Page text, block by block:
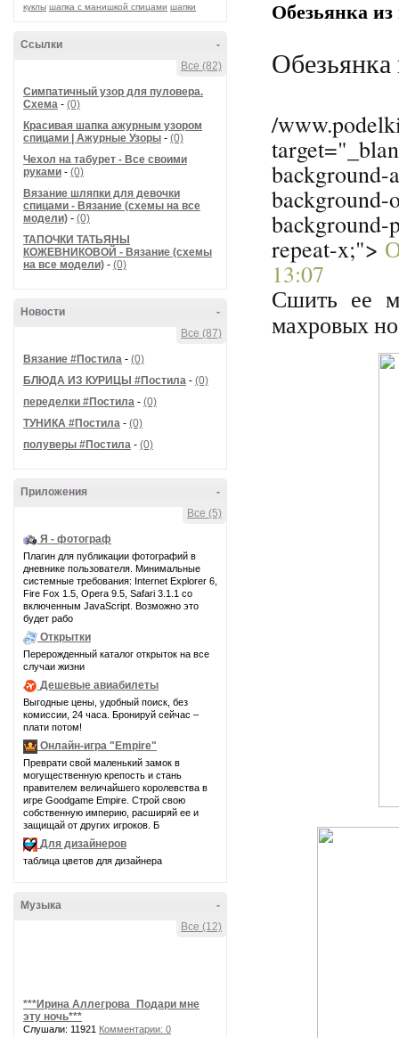
куклы шапка с манишкой спицами шапки
-
Ссылки
Все (82)
Симпатичный узор для пуловера.
Схема - (0)
Красивая шапка ажурным узором
спицами | Ажурные Узоры - (0)
Чехол на табурет - Все своими
руками - (0)
Вязание шляпки для девочки
спицами - Вязание (схемы на все
модели) - (0)
ТАПОЧКИ ТАТЬЯНЫ
КОЖЕВНИКОВОЙ - Вязание (схемы
на все модели) - (0)
-
Новости
Все (87)
Вязание #Постила - (0)
БЛЮДА ИЗ КУРИЦЫ #Постила - (0)
переделки #Постила - (0)
ТУНИКА #Постила - (0)
полуверы #Постила - (0)
-
Приложения
Все (5)
Я - фотограф
Плагин для публикации фотографий в
дневнике пользователя. Минимальные
системные требования: Internet Explorer 6,
Fire Fox 1.5, Opera 9.5, Safari 3.1.1 со
включенным JavaScript. Возможно это
будет рабо
Открытки
Перерожденный каталог открыток на все
случаи жизни
Дешевые авиабилеты
Выгодные цены, удобный поиск, без
комиссии, 24 часа. Бронируй сейчас –
плати потом!
Онлайн-игра "Empire"
Преврати свой маленький замок в
могущественную крепость и стань
правителем величайшего королевства в
игре Goodgame Empire. Строй свою
собственную империю, расширяй ее и
защищай от других игроков. Б
Для дизайнеров
таблица цветов для дизайнера
-
Музыка
Все (12)
***Ирина Аллегрова_Подари мне
эту ночь***
Слушали: 11921 Комментарии: 0
Обезьянка из
Обезьянка
/
repeat-x;">
13:07
Сшить ее
махровых